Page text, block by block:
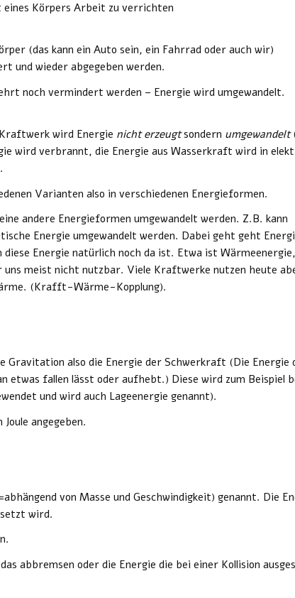
eines Körpers Arbeit zu verrichten
(das kann ein Auto sein, ein Fahrrad oder auch wir)
und wieder abgegeben werden.
noch vermindert werden – Energie wird umgewandelt.
wird Energie nicht erzeugtsondern umgewandelt
wird verbrannt, die Energie aus Wasserkraft wird in
Varianten also in verschiedenen Energieformen.
andere Energieformen umgewandelt werden. Z.B. kann
Energie umgewandelt werden. Dabei geht geht
diese Energie natürlich noch da ist. Etwa ist
meist nicht nutzbar. Viele Kraftwerke nutzen heute
(Krafft-Wärme-Kopplung).
Gravitation also die Energie der Schwerkraft (Die Energie
etwas fallen lässt oder aufhebt.) Diese wird zum Beispiel
und wird auch Lageenergie genannt).
angegeben.
von Masse und Geschwindigkeit) genannt. Die
wird.
abbremsen oder die Energie die bei einer Kollision